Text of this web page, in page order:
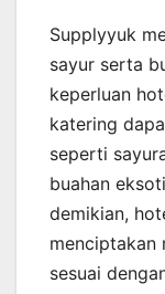
Supplyyuk
sayur serta
keperluan
katering
seperti
buahan
demikian,
menciptakan
sesuai